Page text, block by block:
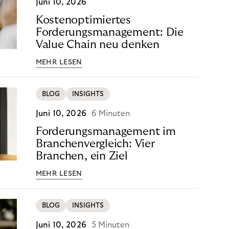
Juni 10, 2026
Kostenoptimiertes
Forderungsmanagement: Die
Value Chain neu denken
MEHR LESEN
BLOG INSIGHTS
Juni 10, 2026 6 Minuten
Forderungsmanagement im
Branchenvergleich: Vier
Branchen, ein Ziel
MEHR LESEN
BLOG INSIGHTS
Juni 10, 2026 5 Minuten